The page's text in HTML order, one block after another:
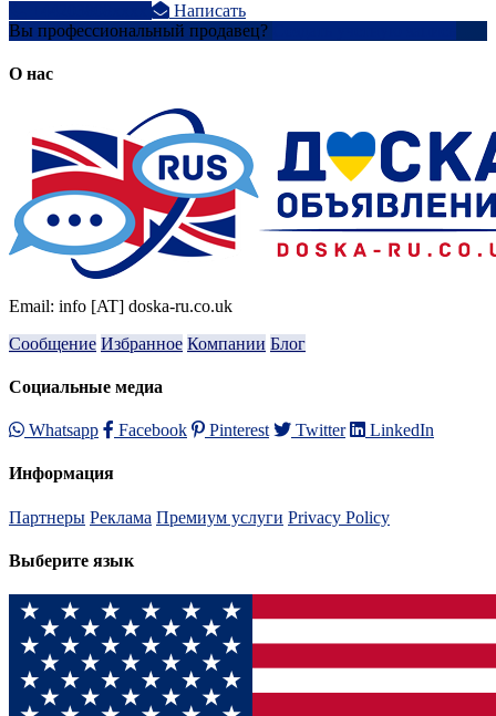
Написать
Вы профессиональный продавец?
О нас
Email: info [AT] doska-ru.co.uk
Сообщение Избранное Компании Блог
Социальные медиа
Whatsapp Facebook Pinterest Twitter LinkedIn
Информация
Партнеры Реклама Премиум услуги Privacy Policy
Выберите язык